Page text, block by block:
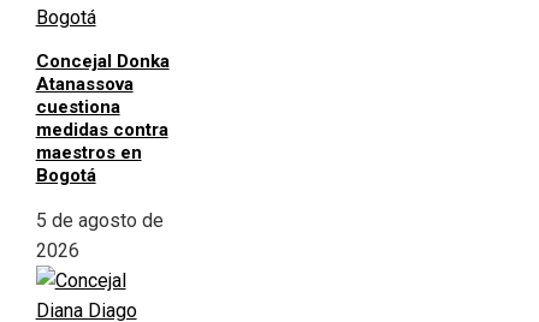
Concejal Donka
Atanassova
cuestiona
medidas contra
maestros en
Bogotá
5 de agosto de
2026